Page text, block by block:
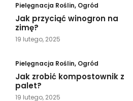
Pielęgnacja Roślin, Ogród
Jak przyciąć winogron na
zimę?
19 lutego, 2025
Pielęgnacja Roślin, Ogród
Jak zrobić kompostownik z
palet?
19 lutego, 2025